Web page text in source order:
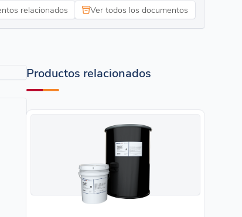
relacionados Ver todos los documentos
Productos relacionados